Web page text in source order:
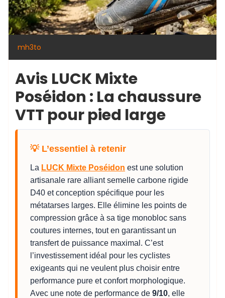
mh3to
Avis LUCK Mixte
Poséidon : La chaussure
VTT pour pied large
💡 L’essentiel à retenir
La LUCK Mixte Poséidon est une solution
artisanale rare alliant semelle carbone rigide
D40 et conception spécifique pour les
métatarses larges. Elle élimine les points de
compression grâce à sa tige monobloc sans
coutures internes, tout en garantissant un
transfert de puissance maximal. C’est
l’investissement idéal pour les cyclistes
exigeants qui ne veulent plus choisir entre
performance pure et confort morphologique.
Avec une note de performance de 9/10, elle